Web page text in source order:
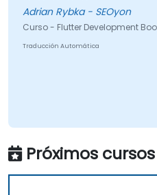
Adrian Rybka - SEOyon
Curso - Flutter Development
Traducción Automática
Próximos cursos